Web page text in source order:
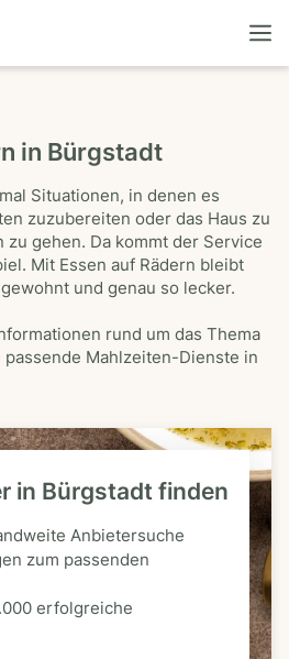
in Bürgstadt
Situationen, in denen es
zuzubereiten oder das Haus zu
zu gehen. Da kommt der Service
Mit Essen auf Rädern bleibt
und genau so lecker.
rund um das Thema
passende Mahlzeiten-Dienste in
in Bürgstadt finden
Anbietersuche
zum passenden
erfolgreiche